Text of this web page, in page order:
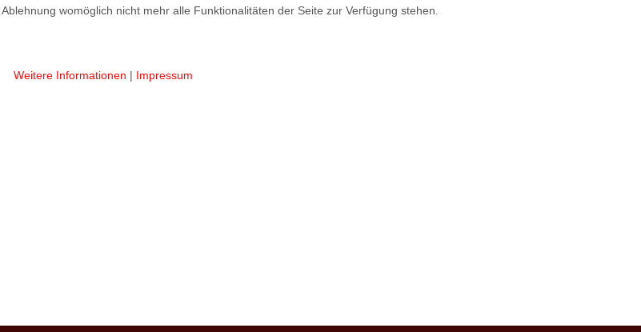
womöglich nicht mehr alle Funktionalitäten der Seite zur Verfügung stehen.
Weitere Informationen | Impressum